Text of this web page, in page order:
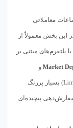
معاملاتی
این بخش معمولاً از
یا پلتفرم‌های مبتنی بر
Market و
استراتژی‌های مبتنی بر سفارشات محدود (Limit Orders) بسیار پررنگ
سفارش‌دهی پیچیده‌ای